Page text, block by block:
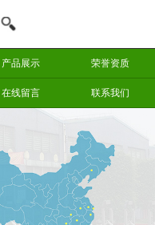
产品展示 荣誉资质
在线留言 联系我们
搜索